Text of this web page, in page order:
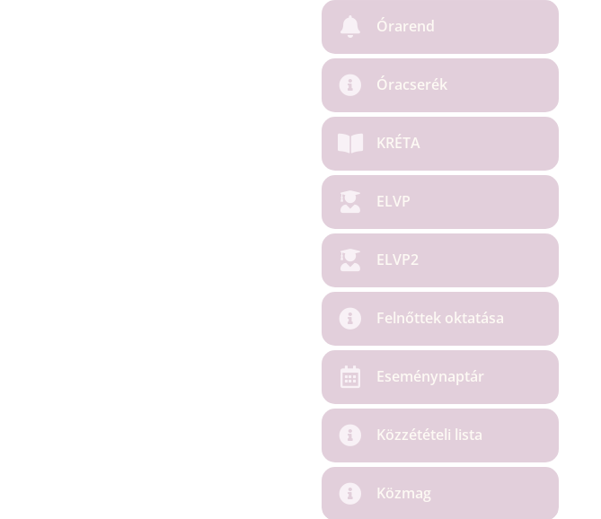
Órarend
Óracserék
KRÉTA
ELVP
ELVP2
Felnőttek oktatása
Eseménynaptár
Közzétételi lista
Közmag